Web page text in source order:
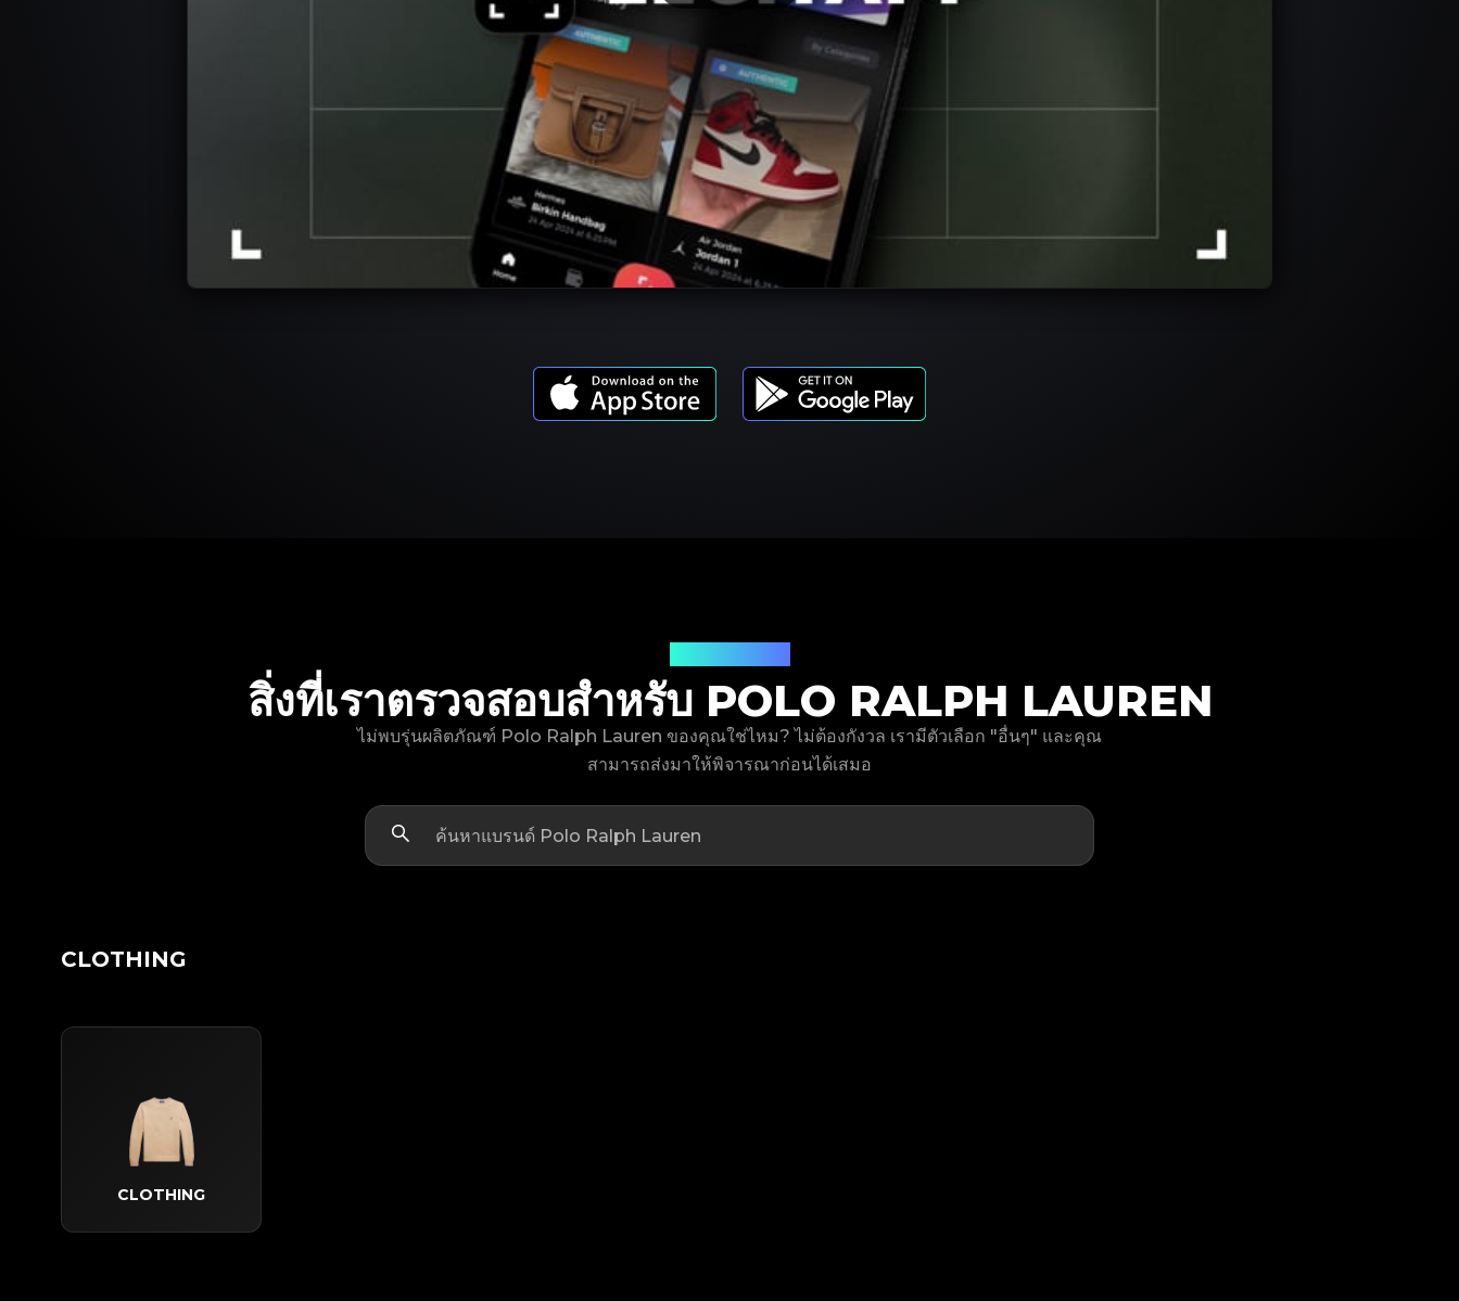
สิ่งที่เราตรวจสอบสำหรับ POLO RALPH LAUREN
ไม่พบรุ่นผลิตภัณฑ์ Polo Ralph Lauren ของคุณใช่ไหม? ไม่ต้องกังวล เรามีตัวเลือก "อื่นๆ" และคุณ
สามารถส่งมาให้พิจารณาก่อนได้เสมอ
CLOTHING
CLOTHING